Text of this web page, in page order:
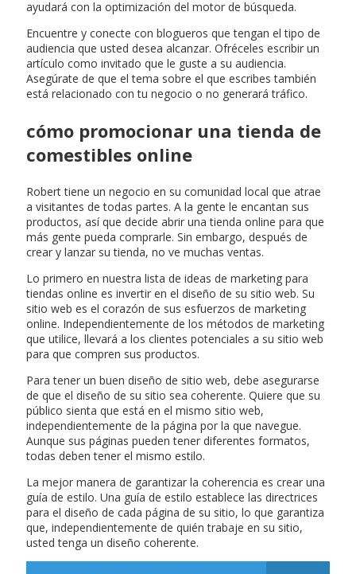
ayudará con la optimización del motor de búsqueda.
Encuentre y conecte con blogueros que tengan el tipo de
audiencia que usted desea alcanzar. Ofréceles escribir un
artículo como invitado que le guste a su audiencia.
Asegúrate de que el tema sobre el que escribes también
está relacionado con tu negocio o no generará tráfico.
cómo promocionar una tienda de
comestibles online
Robert tiene un negocio en su comunidad local que atrae
a visitantes de todas partes. A la gente le encantan sus
productos, así que decide abrir una tienda online para que
más gente pueda comprarle. Sin embargo, después de
crear y lanzar su tienda, no ve muchas ventas.
Lo primero en nuestra lista de ideas de marketing para
tiendas online es invertir en el diseño de su sitio web. Su
sitio web es el corazón de sus esfuerzos de marketing
online. Independientemente de los métodos de marketing
que utilice, llevará a los clientes potenciales a su sitio web
para que compren sus productos.
Para tener un buen diseño de sitio web, debe asegurarse
de que el diseño de su sitio sea coherente. Quiere que su
público sienta que está en el mismo sitio web,
independientemente de la página por la que navegue.
Aunque sus páginas pueden tener diferentes formatos,
todas deben tener el mismo estilo.
La mejor manera de garantizar la coherencia es crear una
guía de estilo. Una guía de estilo establece las directrices
para el diseño de cada página de su sitio, lo que garantiza
que, independientemente de quién trabaje en su sitio,
usted tenga un diseño coherente.